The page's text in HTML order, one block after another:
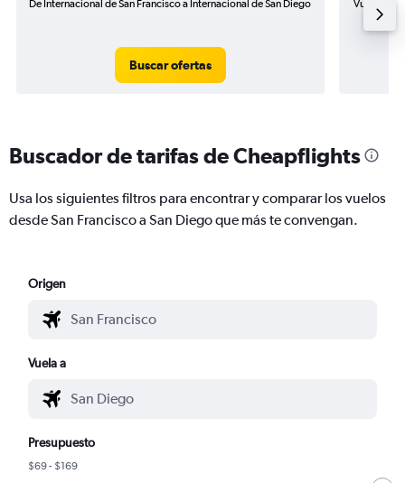
De Internacional de San Francisco a Internacional de San Diego
Buscar ofertas
Vuelo de
Buscador de tarifas de Cheapflights
Usa los siguientes filtros para encontrar y comparar los vuelos
desde San Francisco a San Diego que más te convengan.
Origen
Vuela a
Presupuesto
$69 - $169